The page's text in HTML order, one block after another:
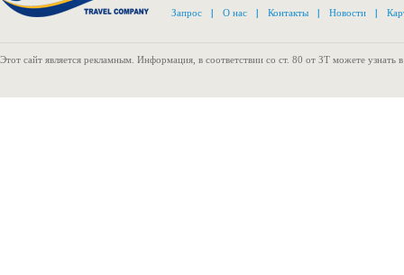
Запрос | О нас | Контакты | Новости |
Этот сайт является рекламным. Информация, в соответствии со ст. 80 от ЗТ можете узнать